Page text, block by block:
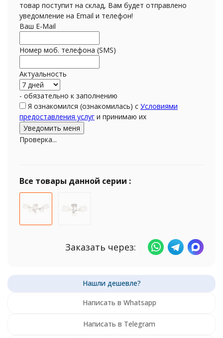
товар поступит на склад, Вам будет отправлено
уведомление на Email и телефон!
Ваш E-Mail
Номер моб. телефона (SMS)
Актуальность
- обязательно к заполнению
Я ознакомился (ознакомилась) с Условиями
предоставления услуг и принимаю их
Проверка...
Все товары данной серии :
Заказать через:
Написать в Whatsapp
Написать в Telegram